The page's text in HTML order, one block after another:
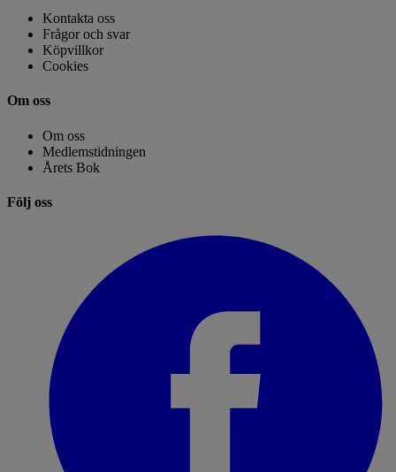
Kontakta oss
Frågor och svar
Köpvillkor
Cookies
Om oss
Om oss
Medlemstidningen
Årets Bok
Följ oss